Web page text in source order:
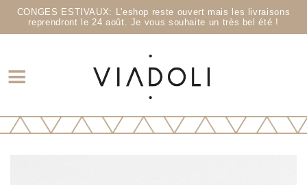
CONGES ESTIVAUX: L'eshop reste ouvert mais les livraisons
reprendront le 24 août. Je vous souhaite un très bel été !